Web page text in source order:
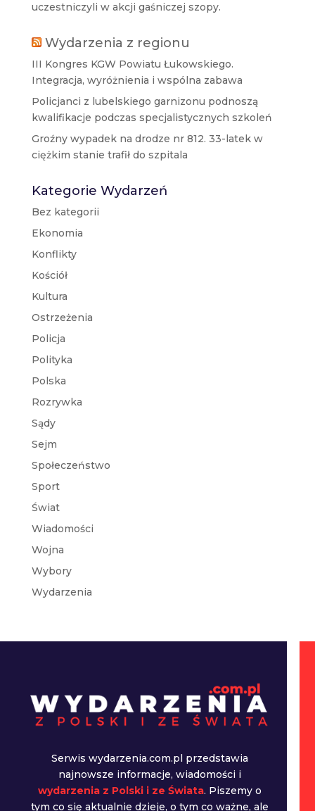
uczestniczyli w akcji gaśniczej szopy.
Wydarzenia z regionu
III Kongres KGW Powiatu Łukowskiego.
Integracja, wyróżnienia i wspólna zabawa
Policjanci z lubelskiego garnizonu podnoszą
kwalifikacje podczas specjalistycznych szkoleń
Groźny wypadek na drodze nr 812. 33-latek w
ciężkim stanie trafił do szpitala
Kategorie Wydarzeń
Bez kategorii
Ekonomia
Konflikty
Kościół
Kultura
Ostrzeżenia
Policja
Polityka
Polska
Rozrywka
Sądy
Sejm
Społeczeństwo
Sport
Świat
Wiadomości
Wojna
Wybory
Wydarzenia
Serwis wydarzenia.com.pl przedstawia
najnowsze informacje, wiadomości i
wydarzenia z Polski i ze Świata. Piszemy o
tym co się aktualnie dzieje, o tym co ważne, ale